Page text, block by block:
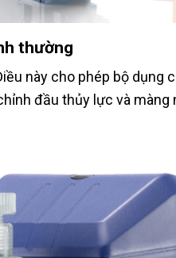
thường
này cho phép bộ dụng
đầu thủy lực và